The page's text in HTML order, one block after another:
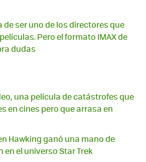
de ser uno de los directores que
Pero el formato IMAX de
dudas
una película de catástrofes que
en cines pero que arrasa en
Hawking ganó una mano de
en el universo Star Trek